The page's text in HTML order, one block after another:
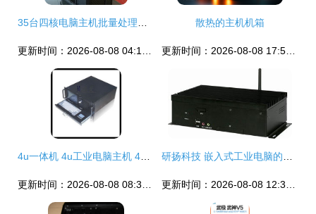
散热的主机机箱